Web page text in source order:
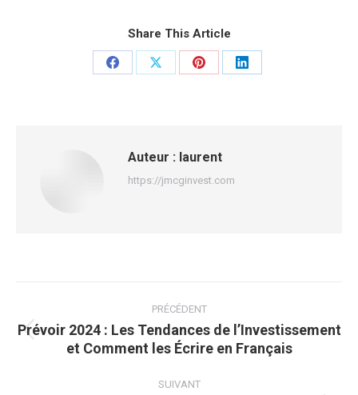
Share This Article
PartagerPartagerPartagerPartager
Auteur : laurent
https://jmcginvest.com
article
PRÉCÉDENT
Article
précédent
:
Prévoir 2024 : Les Tendances de l’Investissement
et Comment les Écrire en Français
SUIVANT